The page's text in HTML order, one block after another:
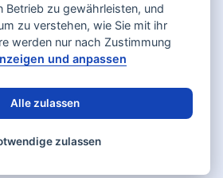
Français
Betrieb zu gewährleisten, und
zu verstehen, wie Sie mit ihr
werden nur nach Zustimmung
und anpassen
Alle zulassen
zulassen